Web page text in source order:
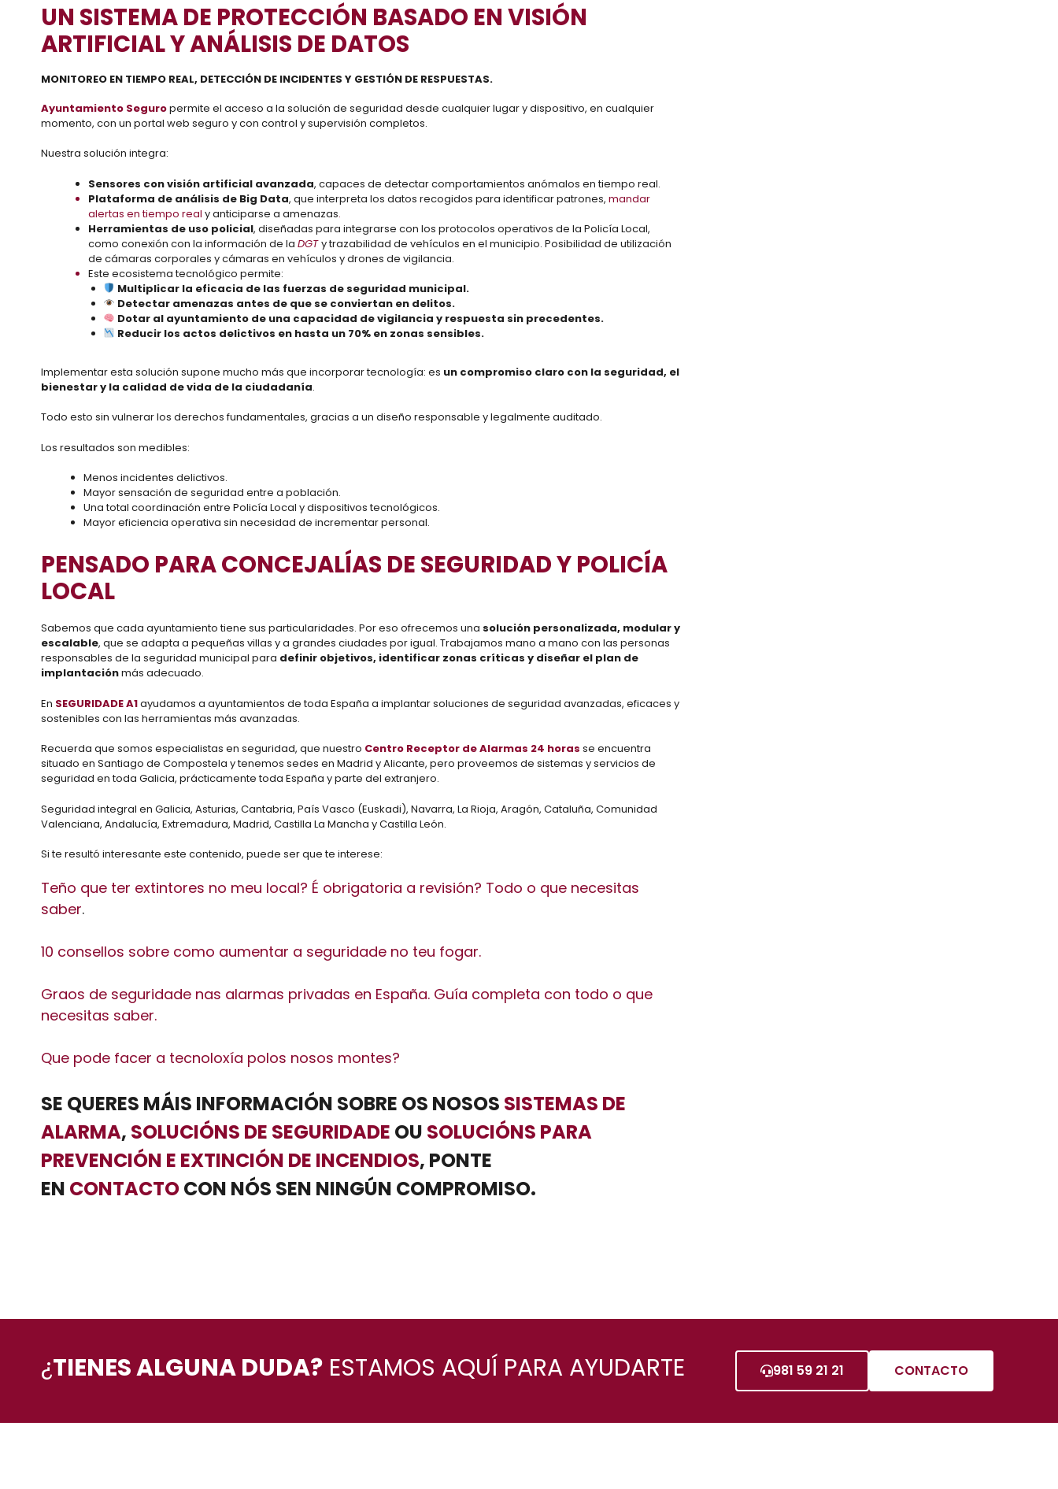
UN SISTEMA DE PROTECCIÓN BASADO EN VISIÓN
ARTIFICIAL Y ANÁLISIS DE DATOS
MONITOREO EN TIEMPO REAL, DETECCIÓN DE INCIDENTES Y GESTIÓN DE RESPUESTAS.
Ayuntamiento Seguropermite el acceso a la solución de seguridad desde cualquier lugar y dispositivo, en cualquier
momento, con un portal web seguro y con control y supervisión completos.
Nuestra solución integra:
Sensores con visión artificial avanzada, capaces de detectar comportamientos anómalos en tiempo real.
Plataforma de análisis de Big Data, que interpreta los datos recogidos para identificar patrones, mandar
alertas en tiempo real y anticiparse a amenazas.
Herramientas de uso policial, diseñadas para integrarse con los protocolos operativos de la Policía Local,
como conexión con la información de la DGT y trazabilidad de vehículos en el municipio. Posibilidad de utilización
de cámaras corporales y cámaras en vehículos y drones de vigilancia.
Este ecosistema tecnológico permite:
Multiplicar la eficacia de las fuerzas de seguridad municipal.
Detectar amenazas antes de que se conviertan en delitos.
Dotar al ayuntamiento de una capacidad de vigilancia y respuesta sin precedentes.
Reducir los actos delictivos en hasta un 70% en zonas sensibles.
Implementar esta solución supone mucho más que incorporar tecnología: es un compromiso claro con la seguridad, el
bienestar y la calidad de vida de la ciudadanía.
Todo esto sin vulnerar los derechos fundamentales, gracias a un diseño responsable y legalmente auditado.
Los resultados son medibles:
Menos incidentes delictivos.
Mayor sensación de seguridad entre a población.
Una total coordinación entre Policía Local y dispositivos tecnológicos.
Mayor eficiencia operativa sin necesidad de incrementar personal.
PENSADO PARA CONCEJALÍAS DE SEGURIDAD Y POLICÍA
LOCAL
Sabemos que cada ayuntamiento tiene sus particularidades. Por eso ofrecemos una solución personalizada, modular y
escalable, que se adapta a pequeñas villas y a grandes ciudades por igual. Trabajamos mano a mano con las personas
responsables de la seguridad municipal para definir objetivos, identificar zonas críticas y diseñar el plan de
implantaciónmás adecuado.
En SEGURIDADE A1ayudamos a ayuntamientos de toda España a implantar soluciones de seguridad avanzadas, eficaces y
sostenibles con las herramientas más avanzadas.
Recuerda que somos especialistas en seguridad, que nuestro Centro Receptor de Alarmas 24 horas se encuentra
situado en Santiago de Compostela y tenemos sedes en Madrid y Alicante, pero proveemos de sistemas y servicios de
seguridad en toda Galicia, prácticamente toda España y parte del extranjero.
Seguridad integral en Galicia, Asturias, Cantabria, País Vasco (Euskadi), Navarra, La Rioja, Aragón, Cataluña, Comunidad
Valenciana, Andalucía, Extremadura, Madrid, Castilla La Mancha y Castilla León.
Si te resultó interesante este contenido, puede ser que te interese:
Teño que ter extintores no meu local? É obrigatoria a revisión? Todo o que necesitas
saber.
10 consellos sobre como aumentar a seguridade no teu fogar.
Graos de seguridade nas alarmas privadas en España. Guía completa con todo o que
necesitas saber.
Que pode facer a tecnoloxía polos nosos montes?
SE QUERES MÁIS INFORMACIÓN SOBRE OS NOSOS SISTEMAS DE
ALARMA, SOLUCIÓNS DE SEGURIDADE OU SOLUCIÓNS PARA
PREVENCIÓN E EXTINCIÓN DE INCENDIOS, PONTE
EN CONTACTOCON NÓS SEN NINGÚN COMPROMISO.
¿TIENES ALGUNA DUDA? ESTAMOS AQUÍ PARA AYUDARTE 981 59 21 21 CONTACTO